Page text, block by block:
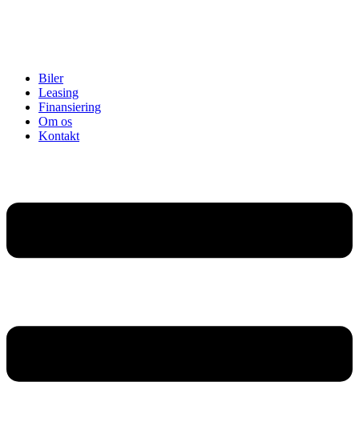
Biler
Leasing
Finansiering
Om os
Kontakt